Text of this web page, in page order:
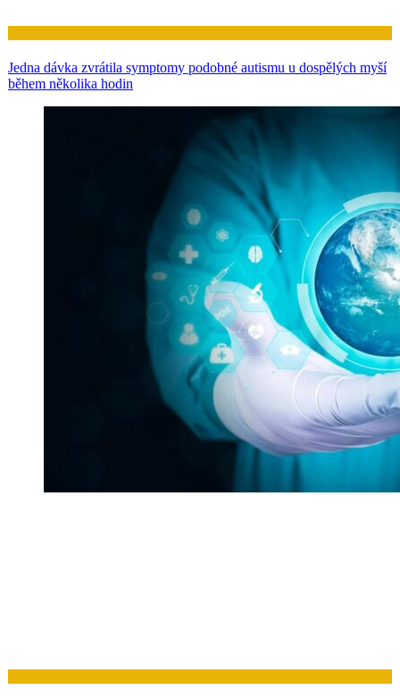
Jedna dávka zvrátila symptomy podobné autismu u dospělých myší
během několika hodin